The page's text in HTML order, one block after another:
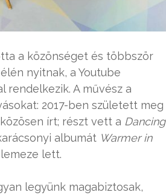
a közönséget és többször
nyitnak, a Youtube
A művész a
2017-ben született meg
írt; részt vett a Dancing
albumát Warmer in
lett.
legyünk magabiztosak,